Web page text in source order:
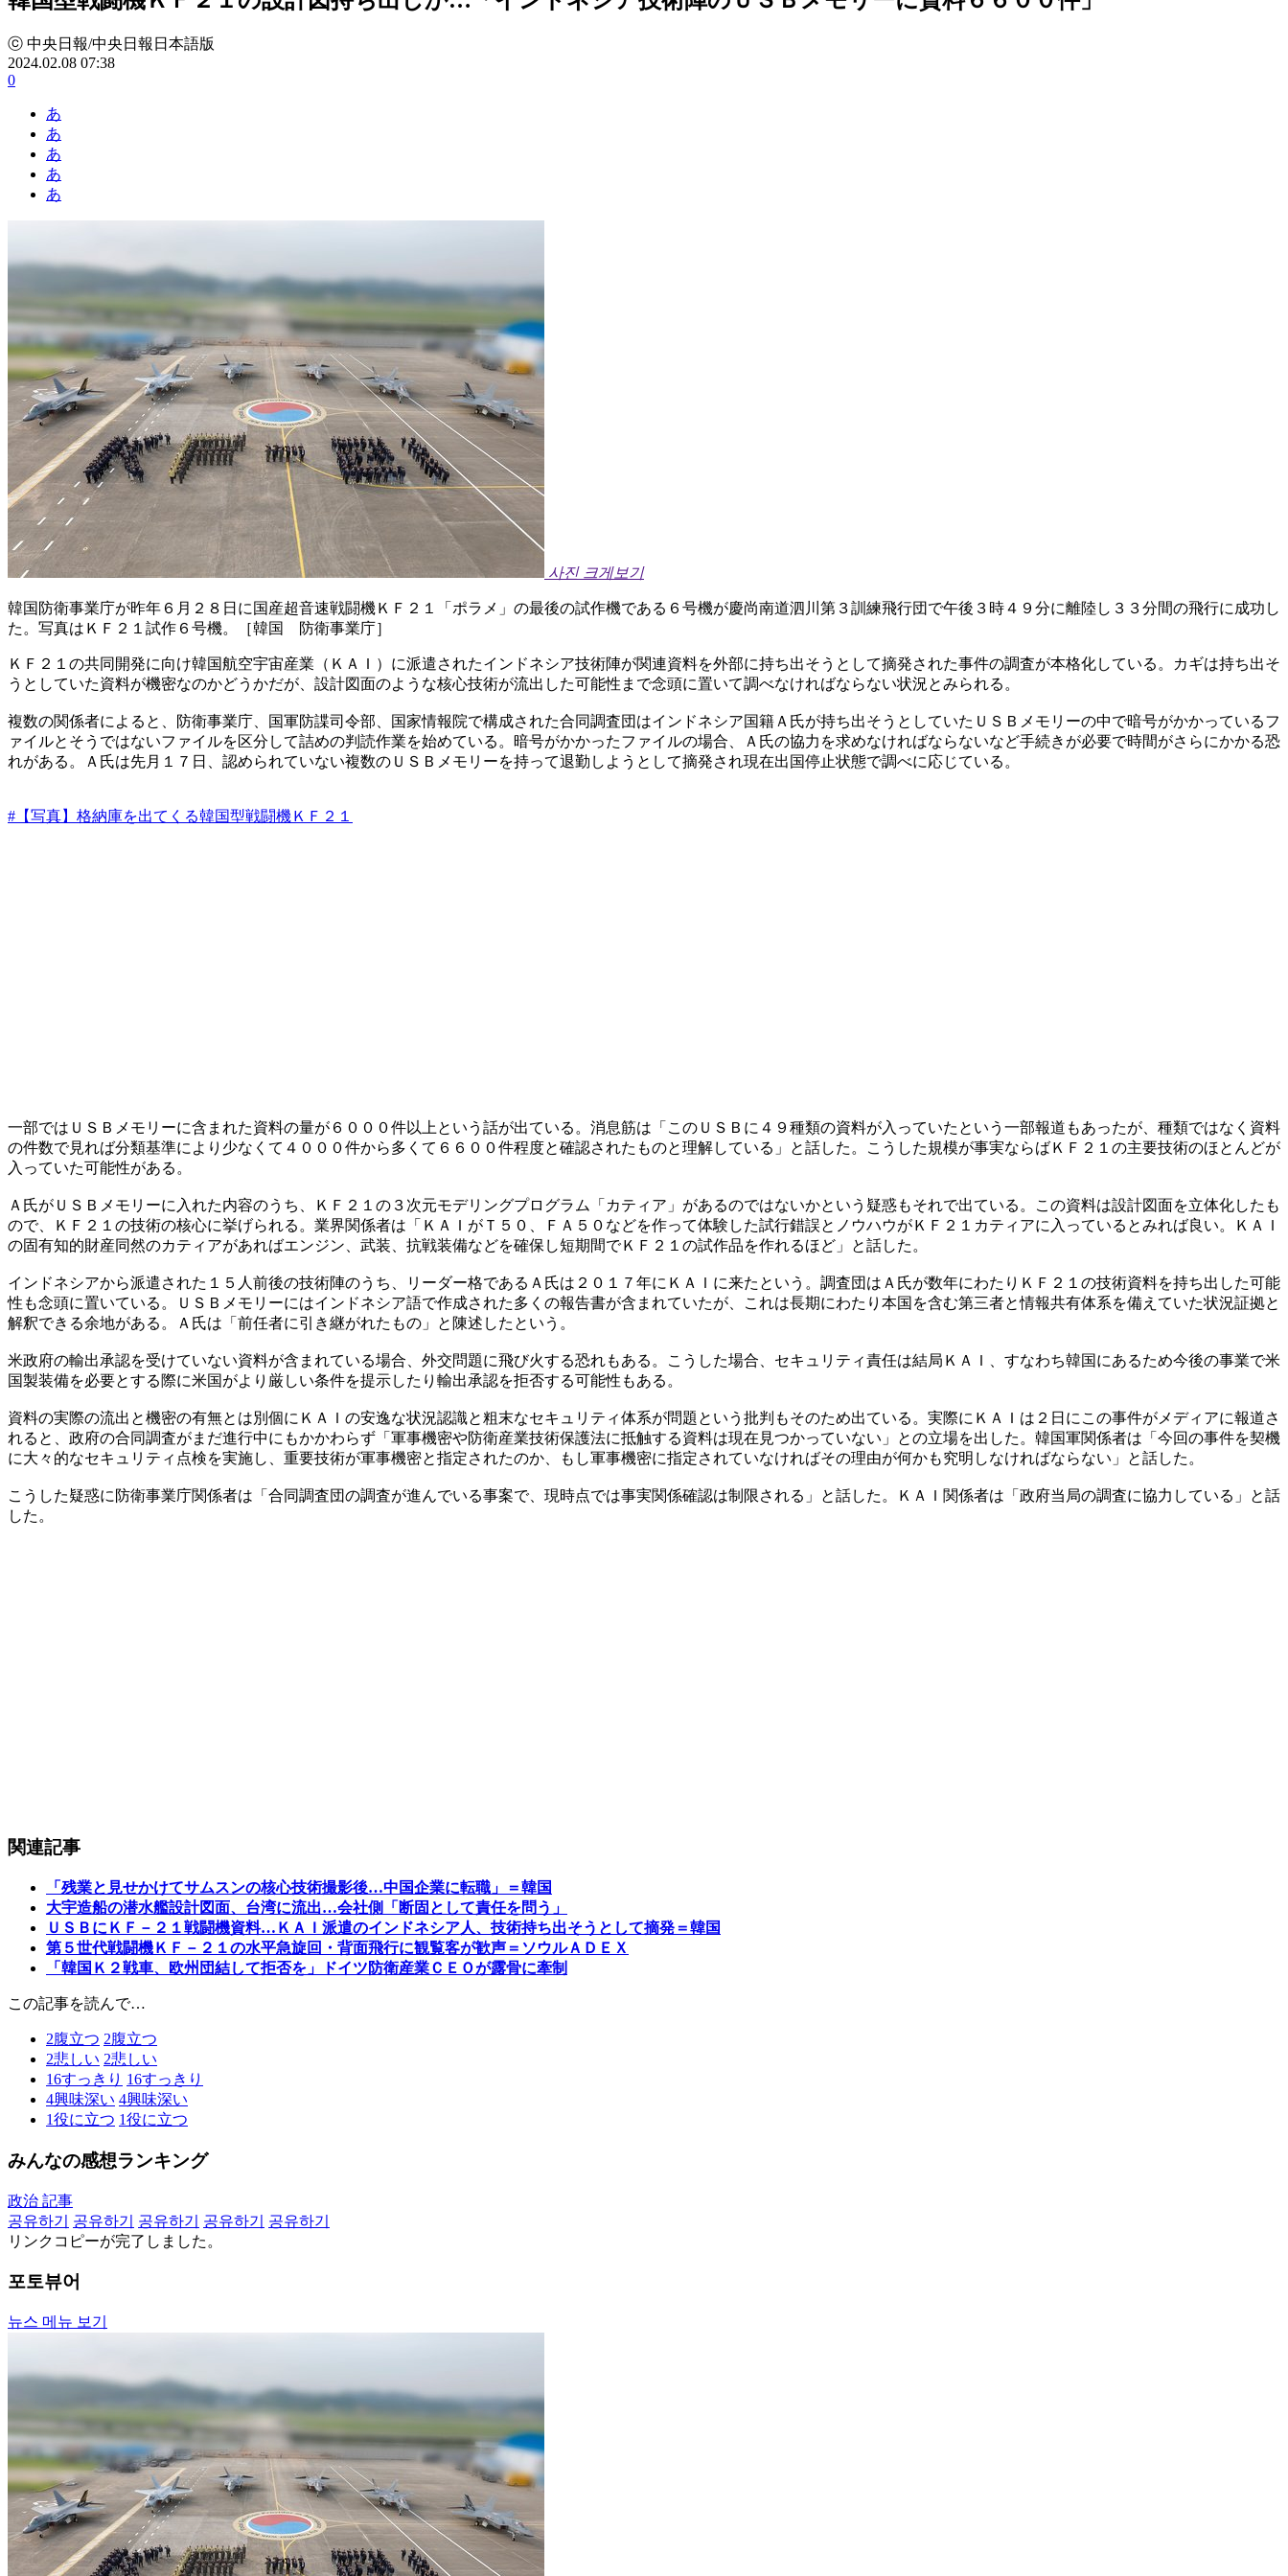
ⓒ 中央日報/中央日報日本語版
2024.02.08 07:38
0
あ
あ
あ
あ
あ
사진 크게보기
韓国防衛事業庁が昨年６月２８日に国産超音速戦闘機ＫＦ２１「ポラメ」の最後の試作機である６号機が慶尚南道泗川第３訓練飛行団で午後３時４９分に離陸し３３分間の飛行に成功し
た。写真はＫＦ２１試作６号機。［韓国 防衛事業庁］
ＫＦ２１の共同開発に向け韓国航空宇宙産業（ＫＡＩ）に派遣されたインドネシア技術陣が関連資料を外部に持ち出そうとして摘発された事件の調査が本格化している。カギは持ち出そ
うとしていた資料が機密なのかどうかだが、設計図面のような核心技術が流出した可能性まで念頭に置いて調べなければならない状況とみられる。
複数の関係者によると、防衛事業庁、国軍防諜司令部、国家情報院で構成された合同調査団はインドネシア国籍Ａ氏が持ち出そうとしていたＵＳＢメモリーの中で暗号がかかっているフ
ァイルとそうではないファイルを区分して詰めの判読作業を始めている。暗号がかかったファイルの場合、Ａ氏の協力を求めなければならないなど手続きが必要で時間がさらにかかる恐
れがある。Ａ氏は先月１７日、認められていない複数のＵＳＢメモリーを持って退勤しようとして摘発され現在出国停止状態で調べに応じている。
#【写真】格納庫を出てくる韓国型戦闘機ＫＦ２１
一部ではＵＳＢメモリーに含まれた資料の量が６０００件以上という話が出ている。消息筋は「このＵＳＢに４９種類の資料が入っていたという一部報道もあったが、種類ではなく資料
の件数で見れば分類基準により少なくて４０００件から多くて６６００件程度と確認されたものと理解している」と話した。こうした規模が事実ならばＫＦ２１の主要技術のほとんどが
入っていた可能性がある。
Ａ氏がＵＳＢメモリーに入れた内容のうち、ＫＦ２１の３次元モデリングプログラム「カティア」があるのではないかという疑惑もそれで出ている。この資料は設計図面を立体化したも
ので、ＫＦ２１の技術の核心に挙げられる。業界関係者は「ＫＡＩがＴ５０、ＦＡ５０などを作って体験した試行錯誤とノウハウがＫＦ２１カティアに入っているとみれば良い。ＫＡＩ
の固有知的財産同然のカティアがあればエンジン、武装、抗戦装備などを確保し短期間でＫＦ２１の試作品を作れるほど」と話した。
インドネシアから派遣された１５人前後の技術陣のうち、リーダー格であるＡ氏は２０１７年にＫＡＩに来たという。調査団はＡ氏が数年にわたりＫＦ２１の技術資料を持ち出した可能
性も念頭に置いている。ＵＳＢメモリーにはインドネシア語で作成された多くの報告書が含まれていたが、これは長期にわたり本国を含む第三者と情報共有体系を備えていた状況証拠と
解釈できる余地がある。Ａ氏は「前任者に引き継がれたもの」と陳述したという。
米政府の輸出承認を受けていない資料が含まれている場合、外交問題に飛び火する恐れもある。こうした場合、セキュリティ責任は結局ＫＡＩ、すなわち韓国にあるため今後の事業で米
国製装備を必要とする際に米国がより厳しい条件を提示したり輸出承認を拒否する可能性もある。
資料の実際の流出と機密の有無とは別個にＫＡＩの安逸な状況認識と粗末なセキュリティ体系が問題という批判もそのため出ている。実際にＫＡＩは２日にこの事件がメディアに報道さ
れると、政府の合同調査がまだ進行中にもかかわらず「軍事機密や防衛産業技術保護法に抵触する資料は現在見つかっていない」との立場を出した。韓国軍関係者は「今回の事件を契機
に大々的なセキュリティ点検を実施し、重要技術が軍事機密と指定されたのか、もし軍事機密に指定されていなければその理由が何かも究明しなければならない」と話した。
こうした疑惑に防衛事業庁関係者は「合同調査団の調査が進んでいる事案で、現時点では事実関係確認は制限される」と話した。ＫＡＩ関係者は「政府当局の調査に協力している」と話
した。
関連記事
「残業と見せかけてサムスンの核心技術撮影後…中国企業に転職」＝韓国
大宇造船の潜水艦設計図面、台湾に流出…会社側「断固として責任を問う」
ＵＳＢにＫＦ－２１戦闘機資料…ＫＡＩ派遣のインドネシア人、技術持ち出そうとして摘発＝韓国
第５世代戦闘機ＫＦ－２１の水平急旋回・背面飛行に観覧客が歓声＝ソウルＡＤＥＸ
「韓国Ｋ２戦車、欧州団結して拒否を」ドイツ防衛産業ＣＥＯが露骨に牽制
この記事を読んで…
2腹立つ 2腹立つ
2悲しい 2悲しい
16すっきり 16すっきり
4興味深い 4興味深い
1役に立つ 1役に立つ
みんなの感想ランキング
政治 記事
공유하기
공유하기 공유하기 공유하기
공유하기
リンクコピーが完了しました。
포토뷰어
뉴스 메뉴 보기